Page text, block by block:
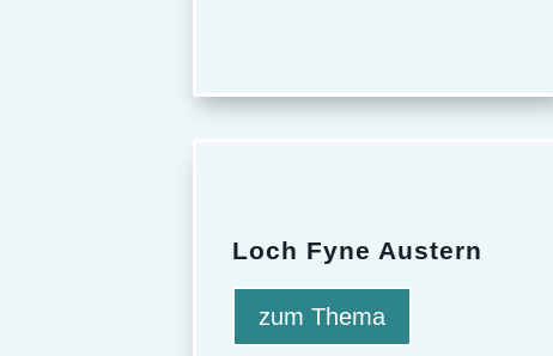
Loch Fyne Austern
zum Thema